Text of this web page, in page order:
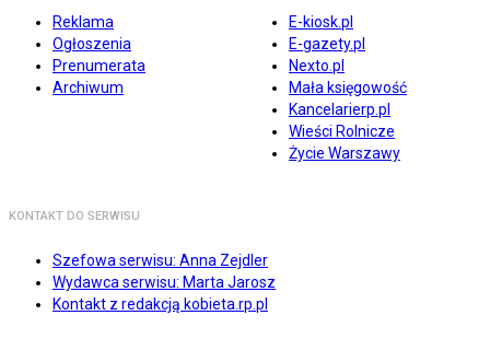
Reklama
Ogłoszenia
Prenumerata
Archiwum
E-kiosk.pl
E-gazety.pl
Nexto.pl
Mała księgowość
Kancelarierp.pl
Wieści Rolnicze
Życie Warszawy
KONTAKT DO SERWISU
Szefowa serwisu: Anna Zejdler
Wydawca serwisu: Marta Jarosz
Kontakt z redakcją kobieta.rp.pl